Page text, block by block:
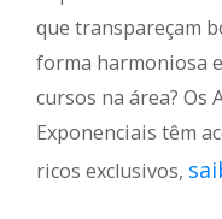
que transpareçam
forma harmoniosa
cursos na área? Os
Exponenciais têm
ricos exclusivos,